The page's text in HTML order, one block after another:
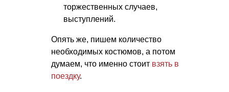
торжественных случаев,
выступлений.
Опять же, пишем количество
необходимых костюмов, а потом
думаем, что именно стоит взять в
поездку.